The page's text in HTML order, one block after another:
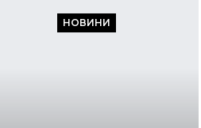
НОВИНИ